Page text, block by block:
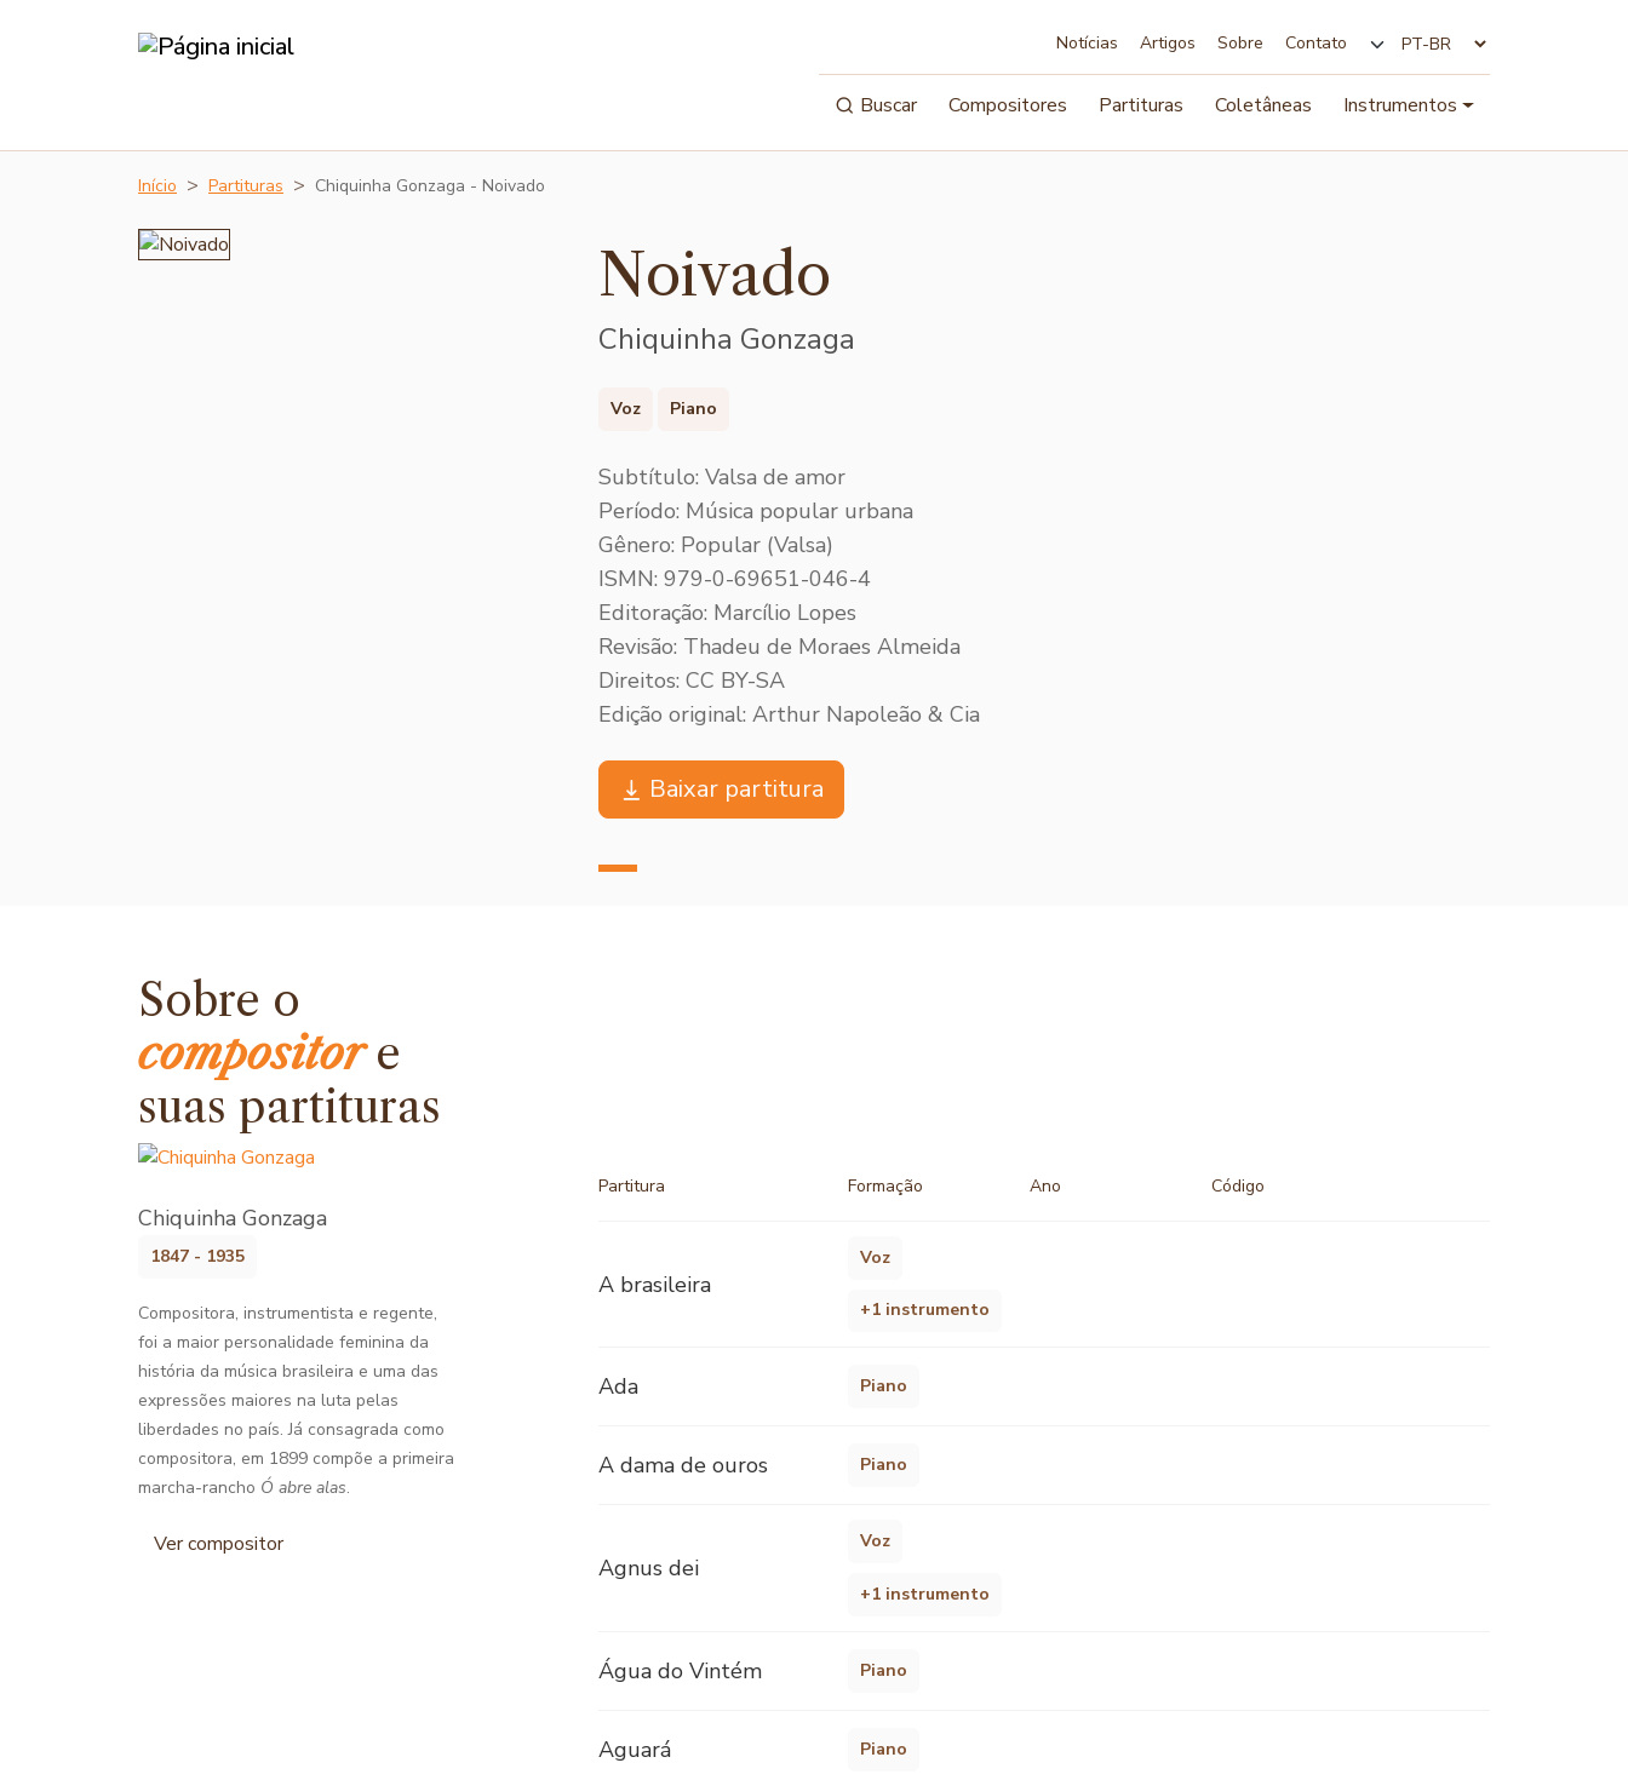
Notícias Artigos Sobre Contato
Buscar Compositores Partituras Coletâneas Instrumentos
Início Partituras Chiquinha Gonzaga - Noivado
Noivado
Chiquinha Gonzaga
Voz Piano
Subtítulo: Valsa de amor
Período: Música popular urbana
Gênero: Popular (Valsa)
ISMN: 979-0-69651-046-4
Editoração: Marcílio Lopes
Revisão: Thadeu de Moraes Almeida
Direitos: CC BY-SA
Edição original: Arthur Napoleão & Cia
Baixar partitura
Sobre o
compositore
suas partituras
Chiquinha Gonzaga
1847 - 1935
Compositora, instrumentista e regente,
foi a maior personalidade feminina da
história da música brasileira e uma das
expressões maiores na luta pelas
liberdades no país. Já consagrada como
compositora, em 1899 compõe a primeira
marcha-rancho Ó abre alas.
Ver compositor
Partitura Formação Ano Código
A brasileira
Voz
+1 instrumento
Ada Piano
A dama de ouros Piano
Agnus dei
Voz
+1 instrumento
Água do Vintém Piano
Aguará Piano